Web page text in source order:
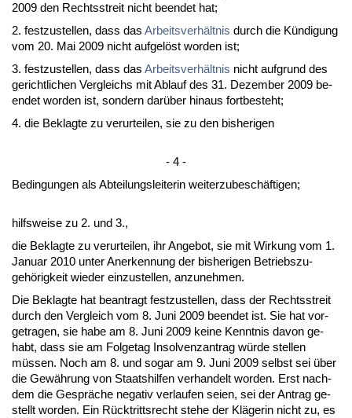
2009 den Rechts­streit nicht be­en­det hat;
2. fest­zu­stel­len, dass das Ar­beits­verhält­nis durch die Kündi­gung
vom 20. Mai 2009 nicht auf­gelöst wor­den ist;
3. fest­zu­stel­len, dass das Ar­beits­verhält­nis nicht auf­grund des
ge­richt­li­chen Ver­gleichs mit Ab­lauf des 31. De­zem­ber 2009 be­
en­det wor­den ist, son­dern darüber hin­aus fort­be­steht;
4. die Be­klag­te zu ver­ur­tei­len, sie zu den bis­he­ri­gen
- 4 -
Be­din­gun­gen als Ab­tei­lungs­lei­te­rin wei­ter­zu­beschäfti­gen;
hilfs­wei­se zu 2. und 3.,
die Be­klag­te zu ver­ur­tei­len, ihr An­ge­bot, sie mit Wir­kung vom 1.
Ja­nu­ar 2010 un­ter An­er­ken­nung der bis­he­ri­gen Be­triebs­zu­
gehörig­keit wie­der ein­zu­stel­len, an­zu­neh­men.
Die Be­klag­te hat be­an­tragt fest­zu­stel­len, dass der Rechts­streit
durch den Ver­gleich vom 8. Ju­ni 2009 be­en­det ist. Sie hat vor­
ge­tra­gen, sie ha­be am 8. Ju­ni 2009 kei­ne Kennt­nis da­von ge­
habt, dass sie am Fol­ge­tag In­sol­venz­an­trag würde stel­len
müssen. Noch am 8. und so­gar am 9. Ju­ni 2009 selbst sei über
die Gewährung von Staats­hil­fen ver­han­delt wor­den. Erst nach­
dem die Gespräche ne­ga­tiv ver­lau­fen sei­en, sei der An­trag ge­
stellt wor­den. Ein Rück­tritts­recht ste­he der Kläge­rin nicht zu, es